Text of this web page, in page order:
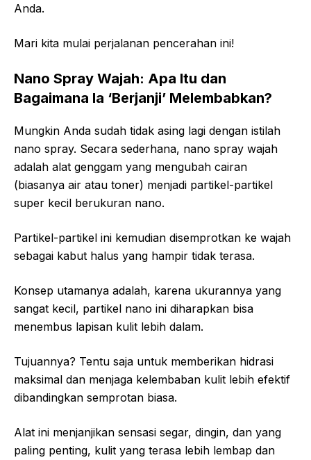
Anda.
Mari kita mulai perjalanan pencerahan ini!
Nano Spray Wajah: Apa Itu dan
Bagaimana Ia ‘Berjanji’ Melembabkan?
Mungkin Anda sudah tidak asing lagi dengan istilah
nano spray. Secara sederhana, nano spray wajah
adalah alat genggam yang mengubah cairan
(biasanya air atau toner) menjadi partikel-partikel
super kecil berukuran nano.
Partikel-partikel ini kemudian disemprotkan ke wajah
sebagai kabut halus yang hampir tidak terasa.
Konsep utamanya adalah, karena ukurannya yang
sangat kecil, partikel nano ini diharapkan bisa
menembus lapisan kulit lebih dalam.
Tujuannya? Tentu saja untuk memberikan hidrasi
maksimal dan menjaga kelembaban kulit lebih efektif
dibandingkan semprotan biasa.
Alat ini menjanjikan sensasi segar, dingin, dan yang
paling penting, kulit yang terasa lebih lembap dan